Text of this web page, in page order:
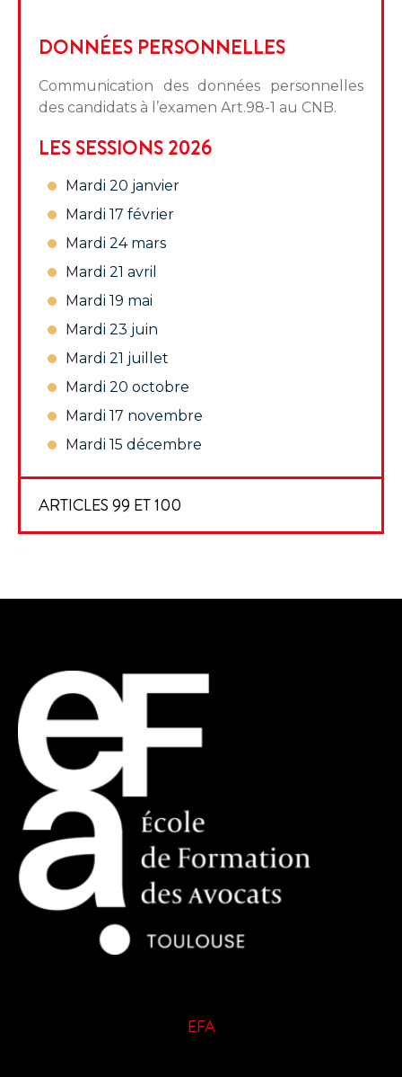
DONNÉES PERSONNELLES
Communication des données personnelles
des candidats à l’examen Art.98-1 au CNB.
LES SESSIONS 2026
Mardi 20 janvier
Mardi 17 février
Mardi 24 mars
Mardi 21 avril
Mardi 19 mai
Mardi 23 juin
Mardi 21 juillet
Mardi 20 octobre
Mardi 17 novembre
Mardi 15 décembre
ARTICLES 99 ET 100
EFA